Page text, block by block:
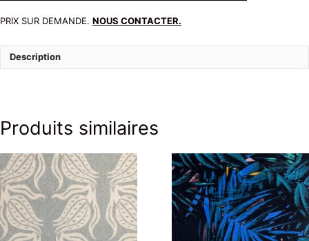
PRIX SUR DEMANDE. NOUS CONTACTER.
Description
Produits similaires